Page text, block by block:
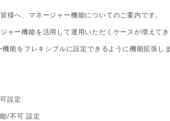
様へ、マネージャー機能についてのご案内です。
ャー機能を活用して運用いただくケースが増えてき
能をフレキシブルに設定できるように機能拡張しま
設定
/不可 設定